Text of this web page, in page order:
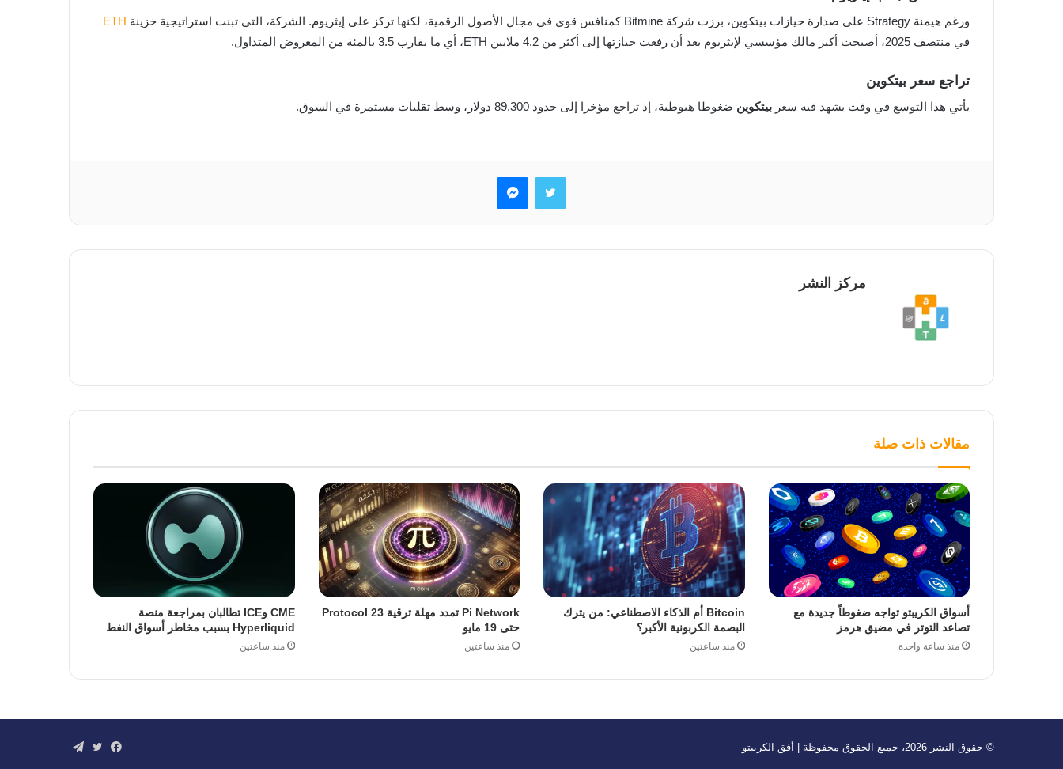
ورغم هيمنة Strategy على صدارة حيازات بيتكوين، برزت شركة Bitmine كمنافس قوي في مجال الأصول الرقمية، لكنها تركز على إيثريوم. الشركة، التي تبنت استراتيجية خزينة
ETH
في منتصف 2025، أصبحت أكبر مالك مؤسسي لإيثريوم بعد أن رفعت حيازتها إلى أكثر من 4.2 ملايين ETH، أي ما يقارب 3.5 بالمئة من المعروض المتداول.
تراجع سعر بيتكوين
يأتي هذا التوسع في وقت يشهد فيه سعر بيتكوين ضغوطا هبوطية، إذ تراجع مؤخرا إلى حدود 89,300 دولار، وسط تقلبات مستمرة في السوق.
تويتر ماسنجر
مركز النشر
مقالات ذات صلة
أسواق الكريبتو تواجه ضغوطاً جديدة مع
تصاعد التوتر في مضيق هرمز
منذ ساعة واحدة
Bitcoin أم الذكاء الاصطناعي: من يترك
البصمة الكربونية الأكبر؟
منذ ساعتين
Pi Network تمدد مهلة ترقية Protocol 23
حتى 19 مايو
منذ ساعتين
CME وICE تطالبان بمراجعة منصة
Hyperliquid بسبب مخاطر أسواق النفط
منذ ساعتين
© حقوق النشر 2026، جميع الحقوق محفوظة | أفق الكريبتو فيسبوك
تويترتيلقرام